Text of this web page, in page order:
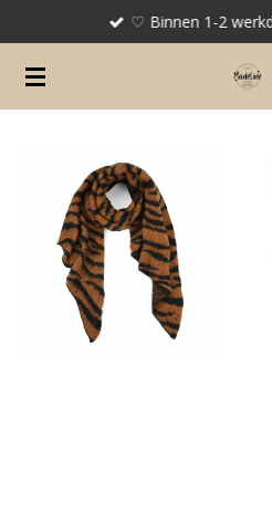
naar
de
♡ Binnen 1-2